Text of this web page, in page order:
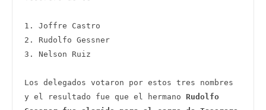
1. Joffre Castro
2. Rudolfo Gessner
3. Nelson Ruiz
Los delegados votaron por estos tres nombres
y el resultado fue que el hermano Rudolfo